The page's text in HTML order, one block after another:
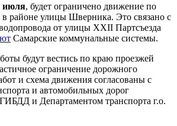
июля, будет ограничено движение по
районе улицы Шверника. Это связано с
от улицы XXII Партсъезда
Самарские коммунальные системы.
будут вестись по краю проезжей
ограничение дорожного
и схема движения согласованы с
и автомобильных дорог
и Департаментом транспорта г.о.